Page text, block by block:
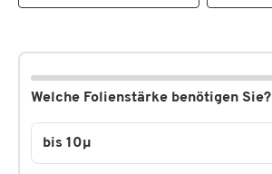
Welche Folienstärke benötigen Sie?
bis 10µ